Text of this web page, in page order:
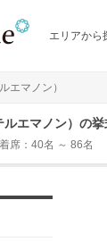
エリアから
エマノン）
エマノン）の
席：40名 ～ 86名